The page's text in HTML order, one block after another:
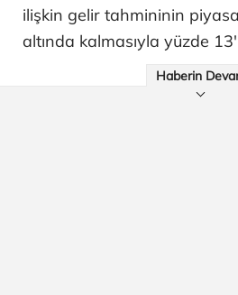
ilişkin gelir tahmininin
altında kalmasıyla yüzde
Haberin